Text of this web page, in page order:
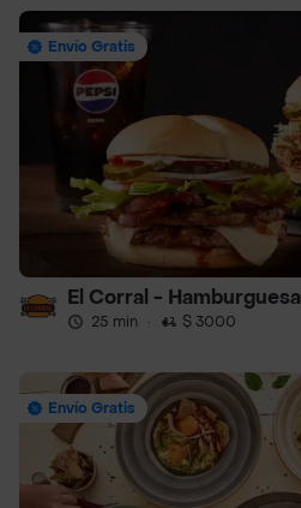
Envío Gratis
El Corral - Hamburguesa
25 min · $ 3000
Envío Gratis